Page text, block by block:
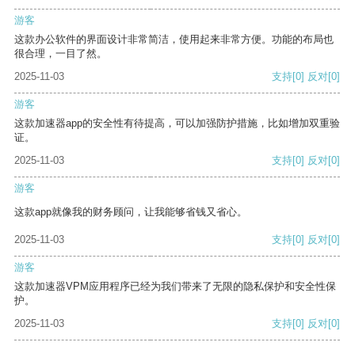
游客
这款办公软件的界面设计非常简洁，使用起来非常方便。功能的布局也
很合理，一目了然。
2025-11-03
支持[0] 反对[0]
游客
这款加速器app的安全性有待提高，可以加强防护措施，比如增加双重验
证。
2025-11-03
支持[0] 反对[0]
游客
这款app就像我的财务顾问，让我能够省钱又省心。
2025-11-03 支持[0] 反对[0]
游客
这款加速器VPM应用程序已经为我们带来了无限的隐私保护和安全性保
护。
2025-11-03
支持[0] 反对[0]